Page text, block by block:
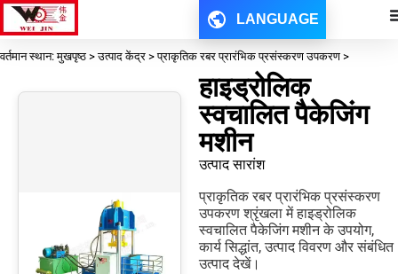
LANGUAGE
वर्तमान स्थान: मुखपृष्ठ > उत्पाद केंद्र > प्राकृतिक रबर प्रारंभिक प्रसंस्करण उपकरण >
हाइड्रोलिक
स्वचालित पैकेजिंग
मशीन
उत्पाद सारांश
प्राकृतिक रबर प्रारंभिक प्रसंस्करण
उपकरण श्रृंखला में हाइड्रोलिक
स्वचालित पैकेजिंग मशीन के उपयोग,
कार्य सिद्धांत, उत्पाद विवरण और संबंधित
उत्पाद देखें।